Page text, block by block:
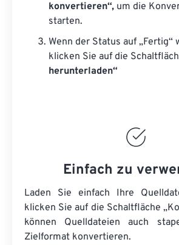
konvertieren“, um die
starten.
Wenn der Status auf „Fertig“
klicken Sie auf die
herunterladen“
Einfach zu
Laden Sie einfach Ihre
klicken Sie auf die Schaltfläche
können Quelldateien auch
Zielformat konvertieren.